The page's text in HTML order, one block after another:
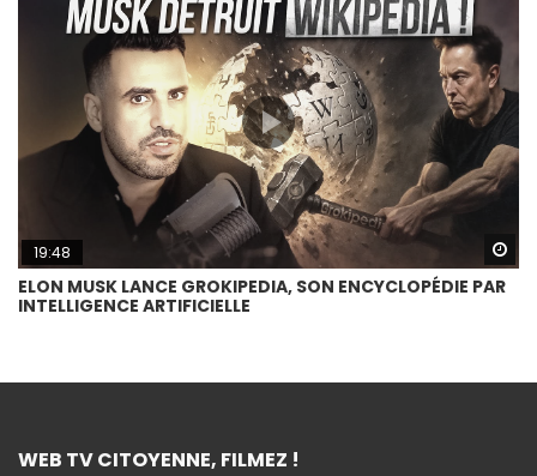
19:48
ELON MUSK LANCE GROKIPEDIA, SON ENCYCLOPÉDIE PAR
INTELLIGENCE ARTIFICIELLE
WEB TV CITOYENNE, FILMEZ !